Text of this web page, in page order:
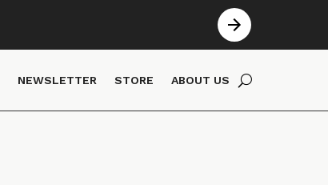
NEWSLETTER STORE ABOUT US